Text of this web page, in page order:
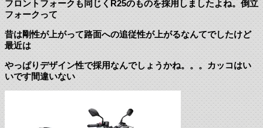
フロントフォークも同じくR25のものを採用しましたよね。倒立
フォークって
昔は剛性が上がって路面への追従性が上がるなんてでしたけど
最近は
やっぱりデザイン性で採用なんでしょうかね。。。カッコはい
いです間違いない